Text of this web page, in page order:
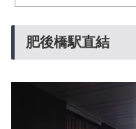
肥後橋駅直結